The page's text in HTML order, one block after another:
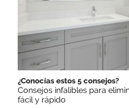
¿Conocías estos 5 consejos?
Consejos infalibles para
fácil y rápido